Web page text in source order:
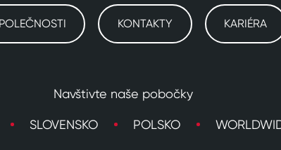
KONTAKTY KARIÉRA
Navštivte naše pobočky
SLOVENSKO POLSKO